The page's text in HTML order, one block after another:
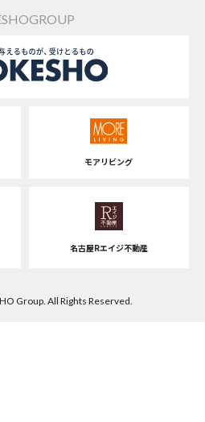
モアリビング
名古屋Rエイジ不動産
Group. All Rights Reserved.